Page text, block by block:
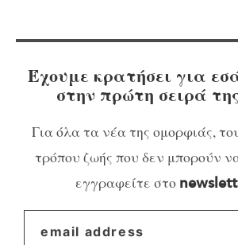
Έχουμε κρατήσει για
στην πρώτη σειρά
Για όλα τα νέα της ομορφιάς,
τρόπου ζωής που δεν μπορούν
εγγραφείτε στο